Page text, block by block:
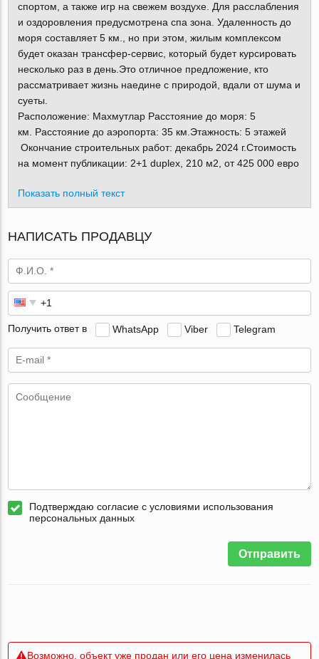
спортом, а также игр на свежем воздухе. Для расслабления
и оздоровления предусмотрена спа зона. Удаленность до
моря составляет 5 км., но при этом, жилым комплексом
будет оказан трансфер-сервис, который будет курсировать
несколько раз в день.Это отличное предложение, кто
рассматривает жизнь наедине с природой, вдали от шума и
суеты.
Расположение: Махмутлар Расстояние до моря: 5
км. Расстояние до аэропорта: 35 км.Этажность: 5 этажей
Окончание строительных работ: декабрь 2024 г.Стоимость
на момент публикации: 2+1 duplex, 210 м2, от 425 000 евро
Показать полный текст
НАПИСАТЬ ПРОДАВЦУ
Получить ответ в WhatsApp Viber Telegram
Подтверждаю согласие с условиями использования
персональных данных
Отправить
Возможно, объект уже продан или его цена изменилась